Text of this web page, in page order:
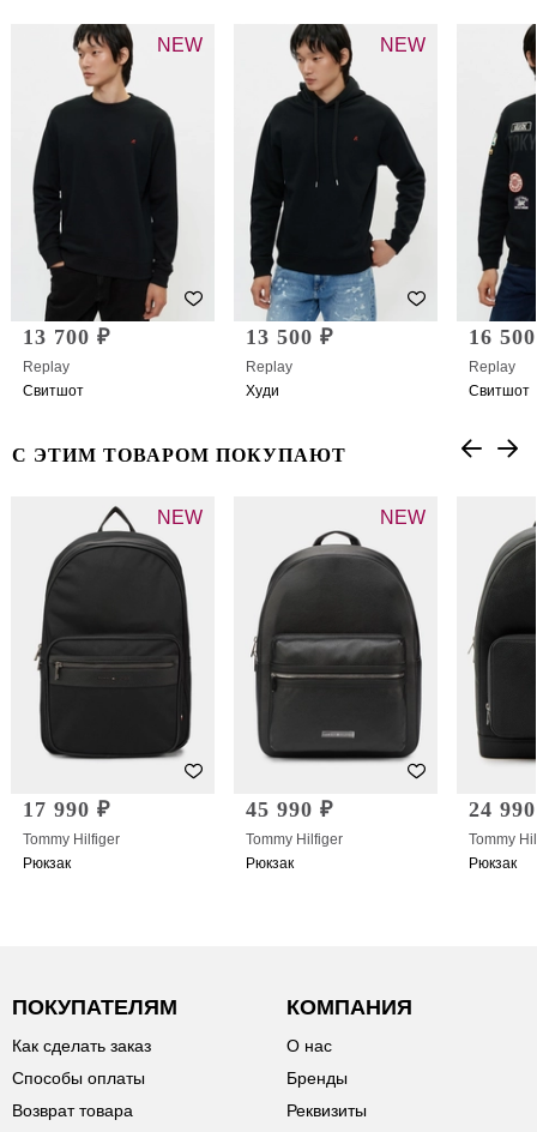
NEW
13 700 ₽
Replay
Свитшот
NEW
13 500 ₽
Replay
Худи
16
Replay
Свитшот
С ЭТИМ ТОВАРОМ ПОКУПАЮТ
NEW
17 990 ₽
Tommy Hilfiger
Рюкзак
NEW
45 990 ₽
Tommy Hilfiger
Рюкзак
24
Tommy
Рюкзак
ПОКУПАТЕЛЯМ
Как сделать заказ
Способы оплаты
Возврат товара
КОМПАНИЯ
О нас
Бренды
Реквизиты